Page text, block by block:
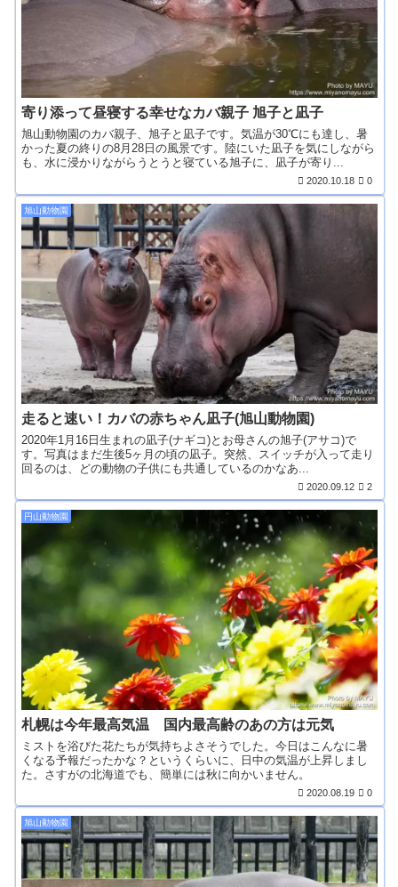
寄り添って昼寝する幸せなカバ親子 旭子と凪子
旭山動物園のカバ親子、旭子と凪子です。気温が30℃にも達し、暑
かった夏の終りの8月28日の風景です。陸にいた凪子を気にしながら
も、水に浸かりながらうとうと寝ている旭子に、凪子が寄り...
2020.10.18 0
旭山動物園
走ると速い！カバの赤ちゃん凪子(旭山動物園)
2020年1月16日生まれの凪子(ナギコ)とお母さんの旭子(アサコ)で
す。写真はまだ生後5ヶ月の頃の凪子。突然、スイッチが入って走り
回るのは、どの動物の子供にも共通しているのかなあ...
2020.09.12 2
円山動物園
札幌は今年最高気温 国内最高齢のあの方は元気
ミストを浴びた花たちが気持ちよさそうでした。今日はこんなに暑
くなる予報だったかな？というくらいに、日中の気温が上昇しまし
た。さすがの北海道でも、簡単には秋に向かいません。
2020.08.19 0
旭山動物園